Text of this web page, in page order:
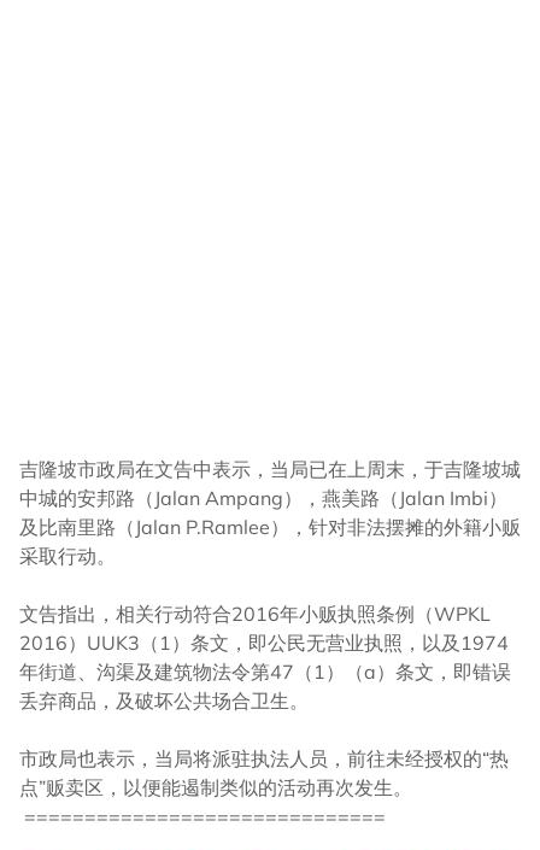
吉隆坡市政局在文告中表示，当局已在上周末，于吉隆坡城
中城的安邦路（Jalan Ampang），燕美路（Jalan Imbi）
及比南里路（Jalan P.Ramlee），针对非法摆摊的外籍小贩
采取行动。
文告指出，相关行动符合2016年小贩执照条例（WPKL
2016）UUK3（1）条文，即公民无营业执照，以及1974
年街道、沟渠及建筑物法令第47（1）（a）条文，即错误
丢弃商品，及破坏公共场合卫生。
市政局也表示，当局将派驻执法人员，前往未经授权的“热
点”贩卖区，以便能遏制类似的活动再次发生。
==============================